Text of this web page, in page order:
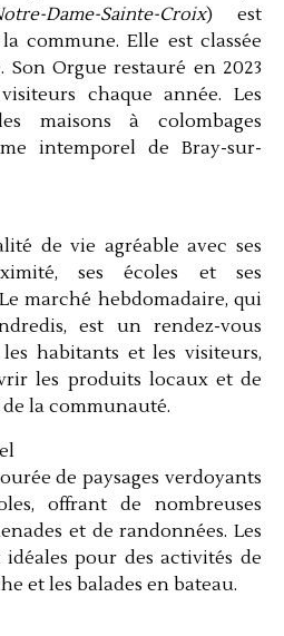
Dame-Sainte-Croix) est
commune. Elle est classée
Orgue restauré en 2023
chaque année. Les
maisons à colombages
intemporel de Bray-sur-
de vie agréable avec ses
ses écoles et ses
marché hebdomadaire, qui
est un rendez-vous
habitants et les visiteurs,
les produits locaux et de
la communauté.
de paysages verdoyants
offrant de nombreuses
et de randonnées. Les
pour des activités de
et les balades en bateau.